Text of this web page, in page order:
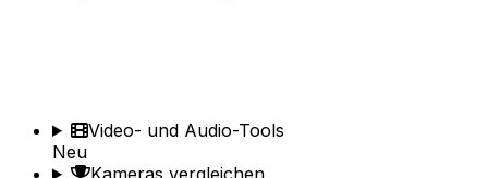
Video- und Audio-Tools
Neu
Kameras vergleichen